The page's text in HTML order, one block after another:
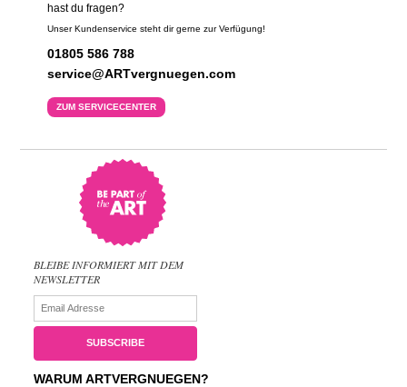
hast du fragen?
Unser Kundenservice steht dir gerne zur Verfügung!
01805 586 788
service@ARTvergnuegen.com
ZUM SERVICECENTER
BLEIBE INFORMIERT MIT DEM
NEWSLETTER
WARUM ARTVERGNUEGEN?